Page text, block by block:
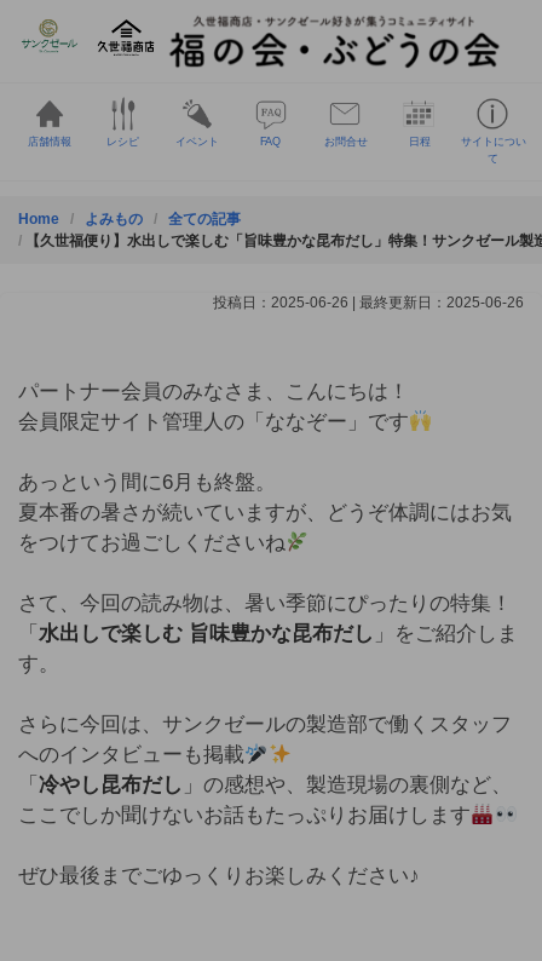
店舗情報 レシピ イベント FAQ お問合せ 日程
サイトについ
て
Home よみもの
全ての記事
【久世福便り】水出しで楽しむ「旨味豊かな昆布だし」特集！サンクゼール製
投稿日：2025-06-26 | 最終更新日：2025-06-26
パートナー会員のみなさま、こんにちは！
会員限定サイト管理人の「ななぞー」です
あっという間に6月も終盤。
夏本番の暑さが続いていますが、どうぞ体調にはお気
をつけてお過ごしくださいね
さて、今回の読み物は、暑い季節にぴったりの特集！
「 水出しで楽しむ 旨味豊かな昆布だし 」をご紹介しま
す。
さらに今回は、サンクゼールの製造部で働くスタッフ
へのインタビューも掲載
「 冷やし昆布だし 」の感想や、製造現場の裏側など、
ここでしか聞けないお話もたっぷりお届けします
ぜひ最後までごゆっくりお楽しみください♪